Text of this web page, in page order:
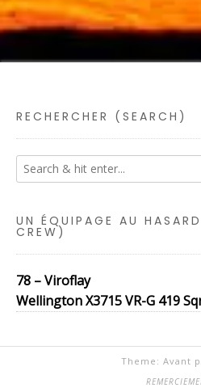
RECHERCHER (SEARCH)
UN ÉQUIPAGE AU
CREW)
78 – Viroflay
Wellington X3715 VR-G 419
Theme: Avant